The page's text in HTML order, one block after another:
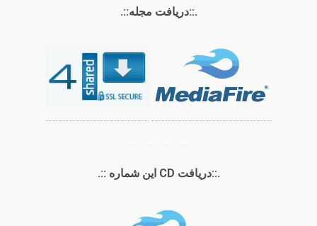
.::دریافت مجله::.
.::دریافت CD این شماره ::.